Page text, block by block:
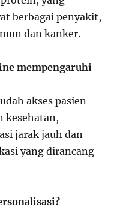
berbagai penyakit,
dan kanker.
mempengaruhi
akses pasien
kesehatan,
jarak jauh dan
yang dirancang